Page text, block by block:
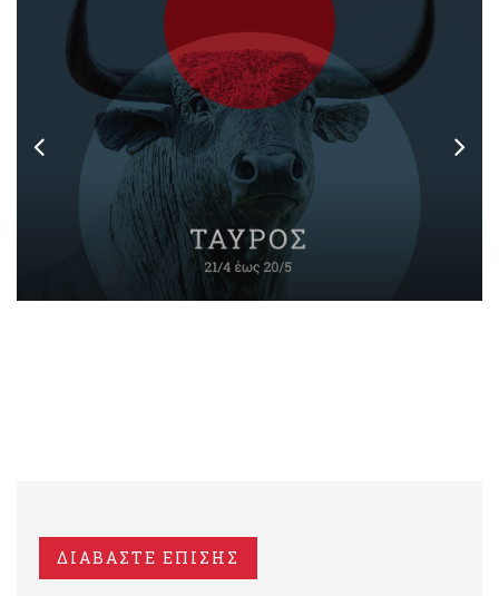
ΔΙΑΒΑΣΤΕ ΕΠΙΣΗΣ